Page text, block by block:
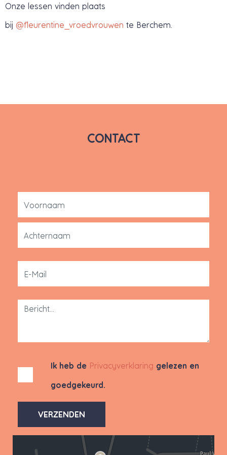
Onze lessen vinden plaats
bij @fleurentine_vroedvrouwen te Berchem.
CONTACT
Ik heb de Privacyverklaring gelezen en
goedgekeurd.
VERZENDEN